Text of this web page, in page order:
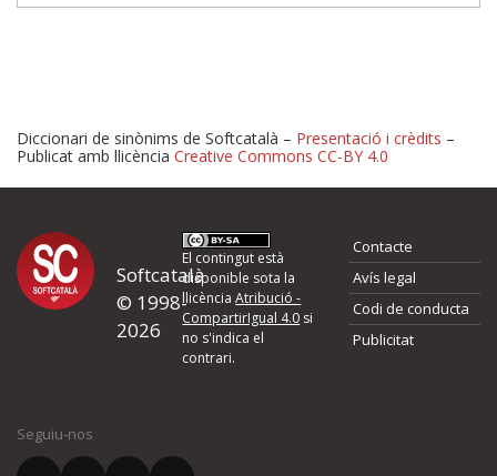
Proposeu-nos millores o
d'errors
Si heu trobat un error o voleu proposar alguna millora, ompliu els
quina és la millora que proposeu o l'error del qual voleu informar-
Diccionari de sinònims de Softcatalà – Presentació i crèdits –
Publicat amb llicència Creative Commons CC-BY 4.0
Softcatalà
© 1998-
2026
El contingut està
disponible sota la
llicènciaAtribució -
CompartirIgual 4.0 si
no s'indica el
contrari.
Contacte
Avís legal
Codi de conducta
Publicitat
Seguiu-nos